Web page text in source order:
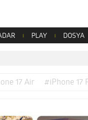
PLAY DOSYA
17 Air #iPhone 17